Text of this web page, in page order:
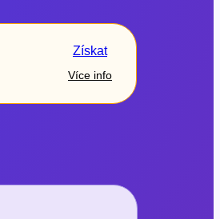
Získat
Více info